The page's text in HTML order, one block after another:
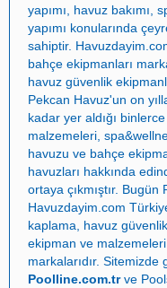
yapımı
havuz bakımı
yapımı konularında
sahiptir.
bahçe ekipmanları
havuz güvenlik
Pekcan Havuz'un on
kadar yer aldığı
malzemeleri
havuzu ve bahçe
havuzları hakkında
ortaya çıkmıştır. Bugün
Havuzdayim.com
kaplama
havuz güvenlik
ekipman ve malzemeleri
markalarıdır.
Poolline.com.trve